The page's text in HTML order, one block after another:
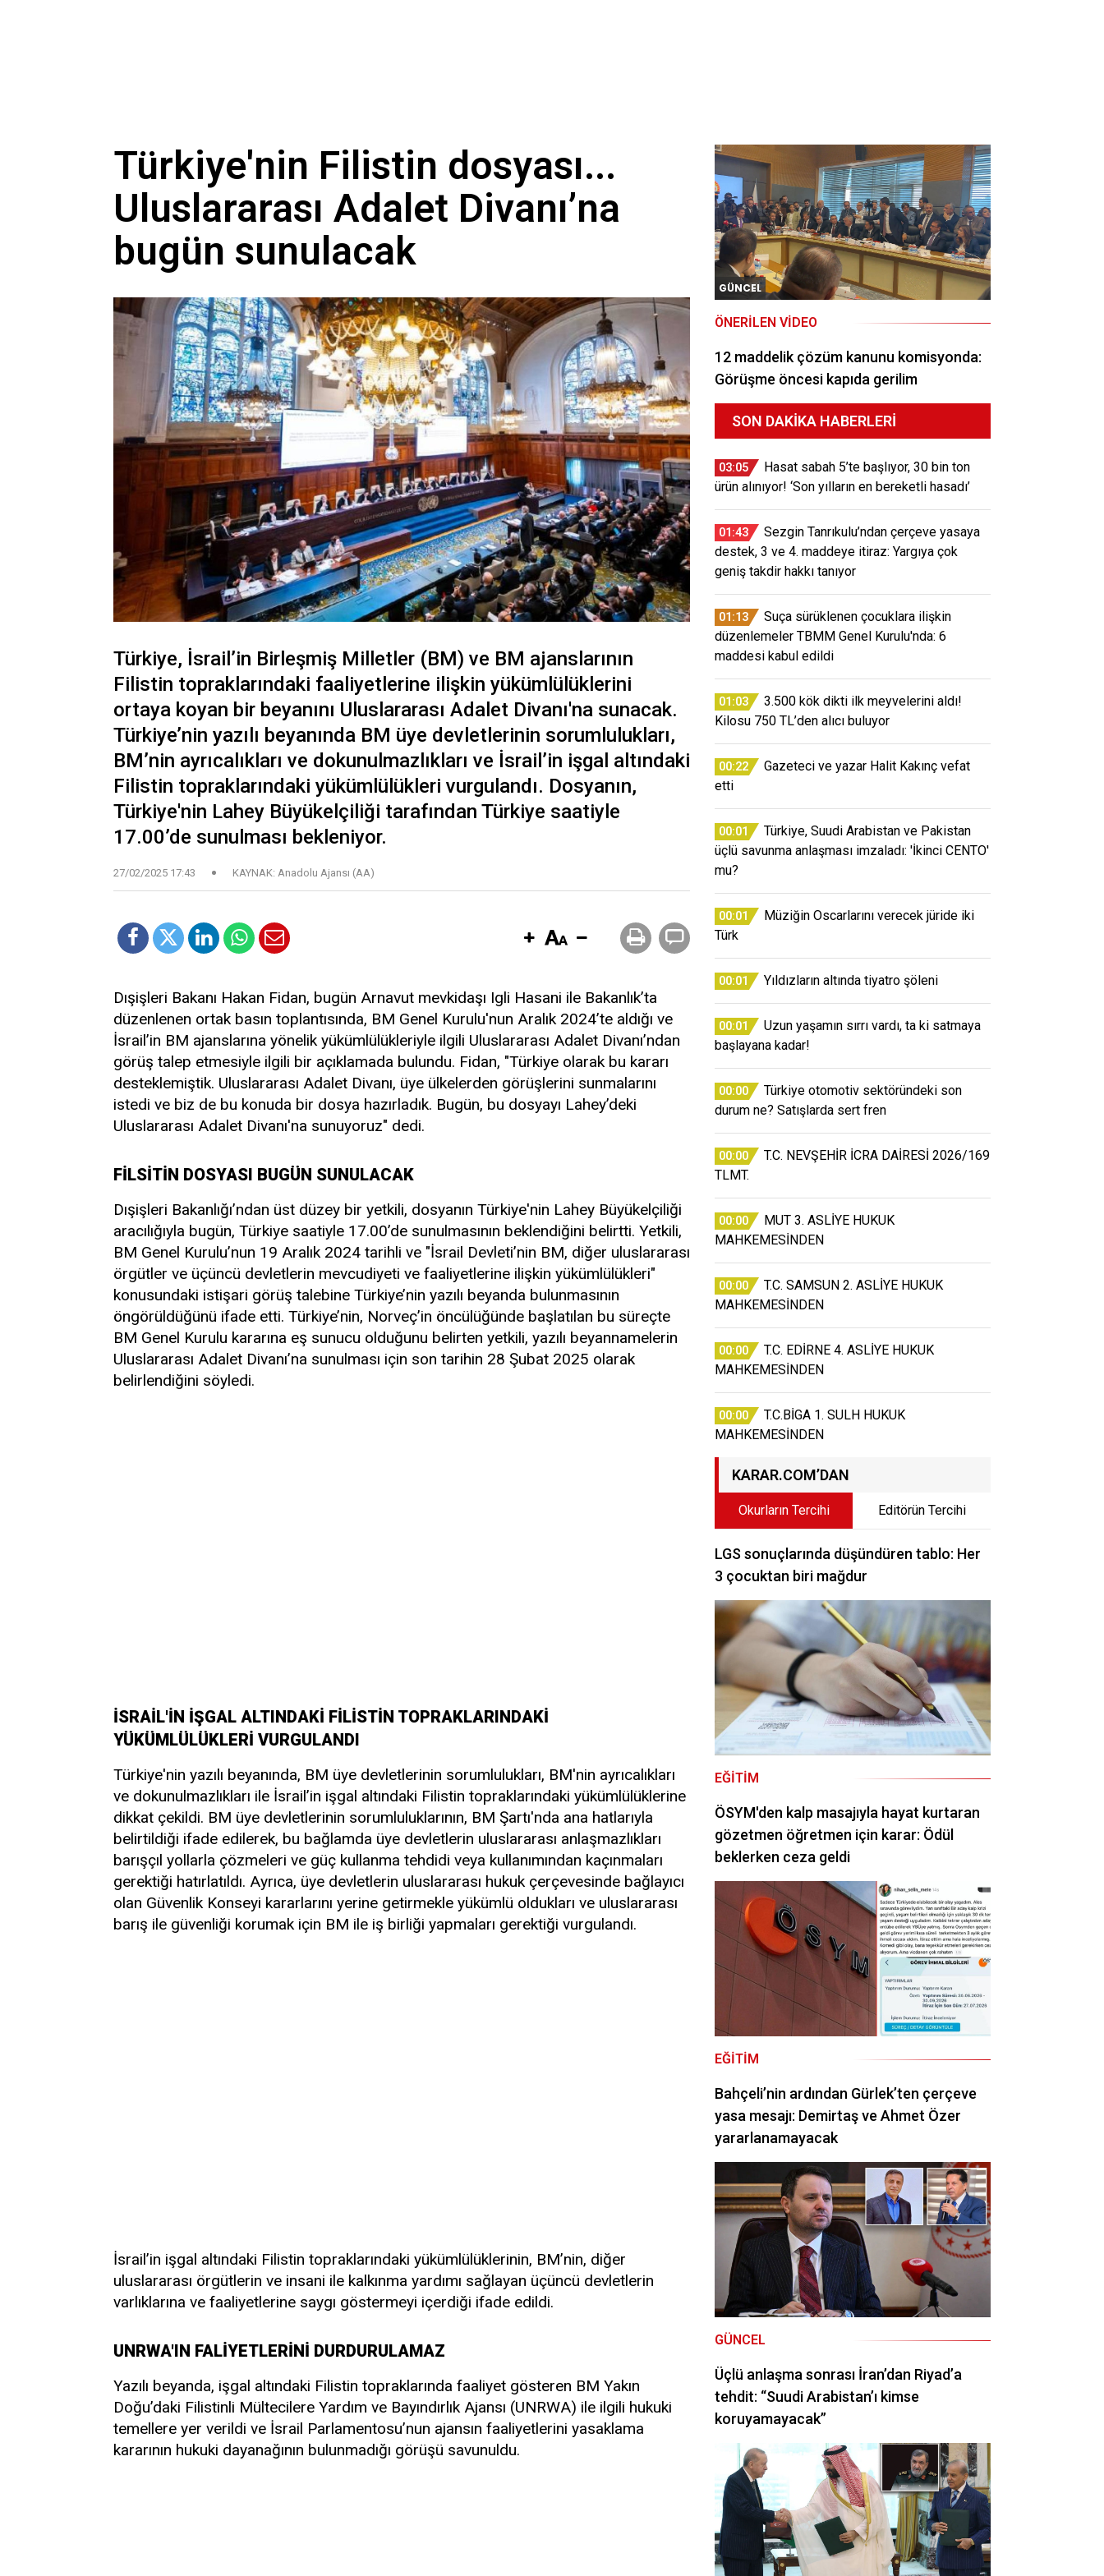
Türkiye'nin Filistin dosyası...
Uluslararası Adalet Divanı’na
bugün sunulacak
Türkiye, İsrail’in Birleşmiş Milletler (BM) ve BM ajanslarının
Filistin topraklarındaki faaliyetlerine ilişkin yükümlülüklerini
ortaya koyan bir beyanını Uluslararası Adalet Divanı'na sunacak.
Türkiye’nin yazılı beyanında BM üye devletlerinin sorumlulukları,
BM’nin ayrıcalıkları ve dokunulmazlıkları ve İsrail’in işgal altındaki
Filistin topraklarındaki yükümlülükleri vurgulandı. Dosyanın,
Türkiye'nin Lahey Büyükelçiliği tarafından Türkiye saatiyle
17.00’de sunulması bekleniyor.
27/02/2025 17:43 KAYNAK: Anadolu Ajansı (AA)
Dışişleri Bakanı Hakan Fidan, bugün Arnavut mevkidaşı Igli Hasani ile Bakanlık’ta
düzenlenen ortak basın toplantısında, BM Genel Kurulu'nun Aralık 2024’te aldığı ve
İsrail’in BM ajanslarına yönelik yükümlülükleriyle ilgili Uluslararası Adalet Divanı’ndan
görüş talep etmesiyle ilgili bir açıklamada bulundu. Fidan, "Türkiye olarak bu kararı
desteklemiştik. Uluslararası Adalet Divanı, üye ülkelerden görüşlerini sunmalarını
istedi ve biz de bu konuda bir dosya hazırladık. Bugün, bu dosyayı Lahey’deki
Uluslararası Adalet Divanı'na sunuyoruz" dedi.
FİLSİTİN DOSYASI BUGÜN SUNULACAK
Dışişleri Bakanlığı’ndan üst düzey bir yetkili, dosyanın Türkiye'nin Lahey Büyükelçiliği
aracılığıyla bugün, Türkiye saatiyle 17.00’de sunulmasının beklendiğini belirtti. Yetkili,
BM Genel Kurulu’nun 19 Aralık 2024 tarihli ve "İsrail Devleti’nin BM, diğer uluslararası
örgütler ve üçüncü devletlerin mevcudiyeti ve faaliyetlerine ilişkin yükümlülükleri"
konusundaki istişari görüş talebine Türkiye’nin yazılı beyanda bulunmasının
öngörüldüğünü ifade etti. Türkiye’nin, Norveç’in öncülüğünde başlatılan bu süreçte
BM Genel Kurulu kararına eş sunucu olduğunu belirten yetkili, yazılı beyannamelerin
Uluslararası Adalet Divanı’na sunulması için son tarihin 28 Şubat 2025 olarak
belirlendiğini söyledi.
İSRAİL'İN İŞGAL ALTINDAKİ FİLİSTİN TOPRAKLARINDAKİ
YÜKÜMLÜLÜKLERİ VURGULANDI
Türkiye'nin yazılı beyanında, BM üye devletlerinin sorumlulukları, BM'nin ayrıcalıkları
ve dokunulmazlıkları ile İsrail’in işgal altındaki Filistin topraklarındaki yükümlülüklerine
dikkat çekildi. BM üye devletlerinin sorumluluklarının, BM Şartı'nda ana hatlarıyla
belirtildiği ifade edilerek, bu bağlamda üye devletlerin uluslararası anlaşmazlıkları
barışçıl yollarla çözmeleri ve güç kullanma tehdidi veya kullanımından kaçınmaları
gerektiği hatırlatıldı. Ayrıca, üye devletlerin uluslararası hukuk çerçevesinde bağlayıcı
olan Güvenlik Konseyi kararlarını yerine getirmekle yükümlü oldukları ve uluslararası
barış ile güvenliği korumak için BM ile iş birliği yapmaları gerektiği vurgulandı.
İsrail’in işgal altındaki Filistin topraklarındaki yükümlülüklerinin, BM’nin, diğer
uluslararası örgütlerin ve insani ile kalkınma yardımı sağlayan üçüncü devletlerin
varlıklarına ve faaliyetlerine saygı göstermeyi içerdiği ifade edildi.
UNRWA'IN FALİYETLERİNİ DURDURULAMAZ
Yazılı beyanda, işgal altındaki Filistin topraklarında faaliyet gösteren BM Yakın
Doğu’daki Filistinli Mültecilere Yardım ve Bayındırlık Ajansı (UNRWA) ile ilgili hukuki
temellere yer verildi ve İsrail Parlamentosu’nun ajansın faaliyetlerini yasaklama
kararının hukuki dayanağının bulunmadığı görüşü savunuldu.
GÜNCEL
ÖNERILEN VIDEO
12 maddelik çözüm kanunu komisyonda:
Görüşme öncesi kapıda gerilim
SON DAKIKA HABERLERI
03:05
Hasat sabah 5’te başlıyor, 30 bin ton
ürün alınıyor! ‘Son yılların en bereketli hasadı’
01:43
Sezgin Tanrıkulu’ndan çerçeve yasaya
destek, 3 ve 4. maddeye itiraz: Yargıya çok
geniş takdir hakkı tanıyor
01:13
Suça sürüklenen çocuklara ilişkin
düzenlemeler TBMM Genel Kurulu'nda: 6
maddesi kabul edildi
01:03
3.500 kök dikti ilk meyvelerini aldı!
Kilosu 750 TL’den alıcı buluyor
00:22
Gazeteci ve yazar Halit Kakınç vefat
etti
00:01
Türkiye, Suudi Arabistan ve Pakistan
üçlü savunma anlaşması imzaladı: 'İkinci CENTO'
mu?
00:01
Müziğin Oscarlarını verecek jüride iki
Türk
00:01 Yıldızların altında tiyatro şöleni
00:01
Uzun yaşamın sırrı vardı, ta ki satmaya
başlayana kadar!
00:00
Türkiye otomotiv sektöründeki son
durum ne? Satışlarda sert fren
00:00
T.C. NEVŞEHİR İCRA DAİRESİ 2026/169
TLMT.
00:00
MUT 3. ASLİYE HUKUK
MAHKEMESİNDEN
00:00
T.C. SAMSUN 2. ASLİYE HUKUK
MAHKEMESİNDEN
00:00
T.C. EDİRNE 4. ASLİYE HUKUK
MAHKEMESİNDEN
00:00
T.C.BİGA 1. SULH HUKUK
MAHKEMESİNDEN
KARAR.COM’DAN
Okurların Tercihi Editörün Tercihi
LGS sonuçlarında düşündüren tablo: Her
3 çocuktan biri mağdur
EĞITIM
ÖSYM'den kalp masajıyla hayat kurtaran
gözetmen öğretmen için karar: Ödül
beklerken ceza geldi
EĞITIM
Bahçeli’nin ardından Gürlek’ten çerçeve
yasa mesajı: Demirtaş ve Ahmet Özer
yararlanamayacak
GÜNCEL
Üçlü anlaşma sonrası İran’dan Riyad’a
tehdit: “Suudi Arabistan’ı kimse
koruyamayacak”